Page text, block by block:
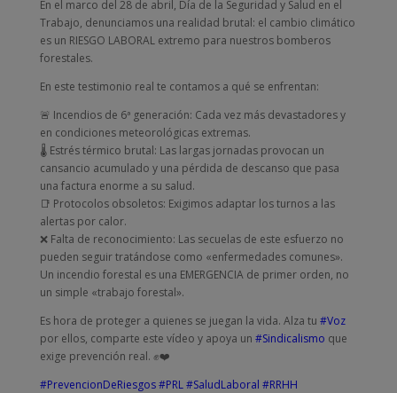
En el marco del 28 de abril, Día de la Seguridad y Salud en el
Trabajo, denunciamos una realidad brutal: el cambio climático
es un RIESGO LABORAL extremo para nuestros bomberos
forestales.
En este testimonio real te contamos a qué se enfrentan:
🚨 Incendios de 6ª generación: Cada vez más devastadores y
en condiciones meteorológicas extremas.
🌡️ Estrés térmico brutal: Las largas jornadas provocan un
cansancio acumulado y una pérdida de descanso que pasa
una factura enorme a su salud.
📑 Protocolos obsoletos: Exigimos adaptar los turnos a las
alertas por calor.
❌ Falta de reconocimiento: Las secuelas de este esfuerzo no
pueden seguir tratándose como «enfermedades comunes».
Un incendio forestal es una EMERGENCIA de primer orden, no
un simple «trabajo forestal».
Es hora de proteger a quienes se juegan la vida. Alza tu #Voz
por ellos, comparte este vídeo y apoya un #Sindicalismo que
exige prevención real. ✊❤️
#PrevencionDeRiesgos#PRL#SaludLaboral #RRHH